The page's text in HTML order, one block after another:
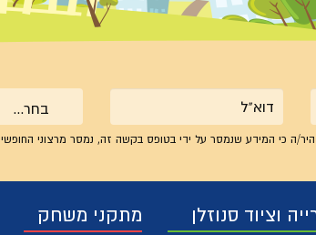
בחר...
ה כי המידע שנמסר על ידי בטופס בקשה זה, נמסר מרצוני החופשי
וציוד סנוזלן מתקני משחק